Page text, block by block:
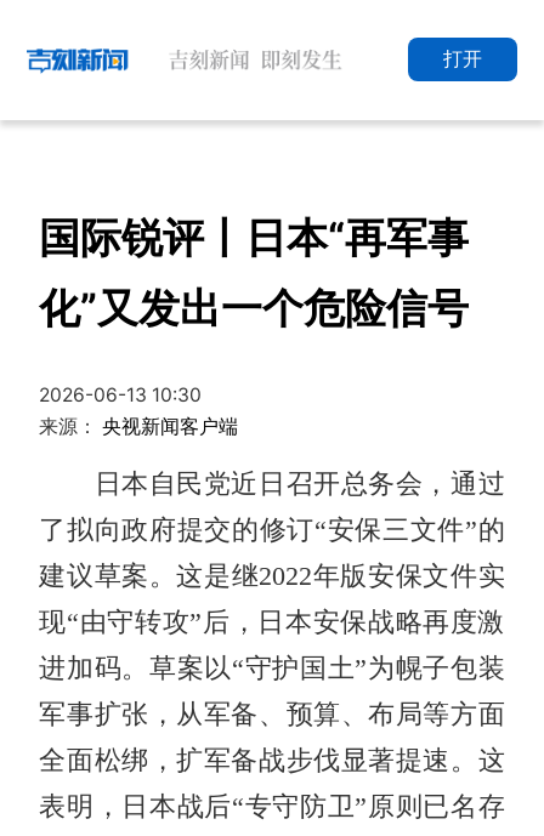
打开
国际锐评丨日本“再军事
化”又发出一个危险信号
2026-06-13 10:30
来源：央视新闻客户端
日本自民党近日召开总务会，通过
了拟向政府提交的修订“安保三文件”的
建议草案。这是继2022年版安保文件实
现“由守转攻”后，日本安保战略再度激
进加码。草案以“守护国土”为幌子包装
军事扩张，从军备、预算、布局等方面
全面松绑，扩军备战步伐显著提速。这
表明，日本战后“专守防卫”原则已名存